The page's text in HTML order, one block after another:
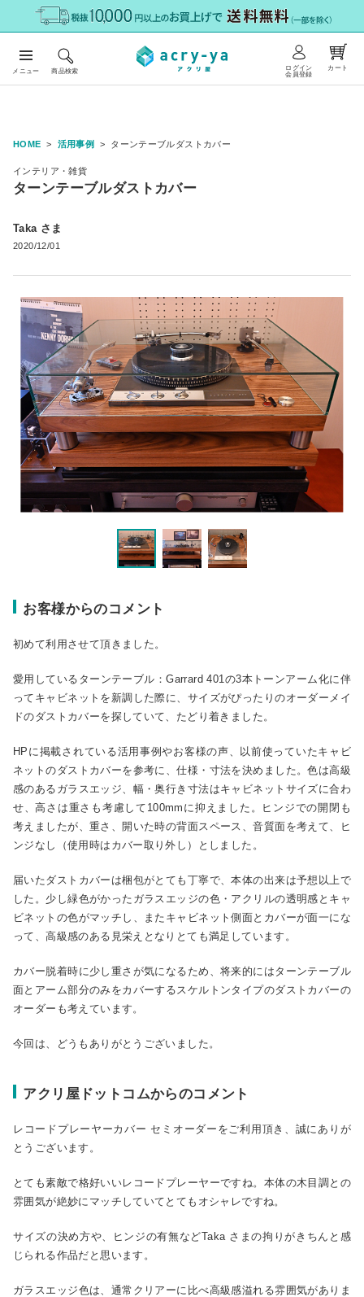
メニュー 商品検索
ログイン
会員登録
カート
HOME 活用事例 ターンテーブルダストカバー
インテリア・雑貨
ターンテーブルダストカバー
Taka さま
2020/12/01
お客様からのコメント
初めて利用させて頂きました。
愛用しているターンテーブル：Garrard 401の3本トーンアーム化に伴
ってキャビネットを新調した際に、サイズがぴったりのオーダーメイ
ドのダストカバーを探していて、たどり着きました。
HPに掲載されている活用事例やお客様の声、以前使っていたキャビ
ネットのダストカバーを参考に、仕様・寸法を決めました。色は高級
感のあるガラスエッジ、幅・奥行き寸法はキャビネットサイズに合わ
せ、高さは重さも考慮して100mmに抑えました。ヒンジでの開閉も
考えましたが、重さ、開いた時の背面スペース、音質面を考えて、ヒ
ンジなし（使用時はカバー取り外し）としました。
届いたダストカバーは梱包がとても丁寧で、本体の出来は予想以上で
した。少し緑色がかったガラスエッジの色・アクリルの透明感とキャ
ビネットの色がマッチし、またキャビネット側面とカバーが面一にな
って、高級感のある見栄えとなりとても満足しています。
カバー脱着時に少し重さが気になるため、将来的にはターンテーブル
面とアーム部分のみをカバーするスケルトンタイプのダストカバーの
オーダーも考えています。
今回は、どうもありがとうございました。
アクリ屋ドットコムからのコメント
レコードプレーヤーカバー セミオーダーをご利用頂き、誠にありが
とうございます。
とても素敵で格好いいレコードプレーヤーですね。本体の木目調との
雰囲気が絶妙にマッチしていてとてもオシャレですね。
サイズの決め方や、ヒンジの有無などTaka さまの拘りがきちんと感
じられる作品だと思います。
ガラスエッジ色は、通常クリアーに比べ高級感溢れる雰囲気がありま